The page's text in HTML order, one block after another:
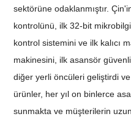
sektörüne odaklanmıştır.
kontrolünü, ilk 32-bit
kontrol sistemini ve ilk kalıcı
makinesini, ilk asansör
diğer yerli öncüleri geliştirdi
ürünler, her yıl on binlerce
sunmakta ve müşterilerin